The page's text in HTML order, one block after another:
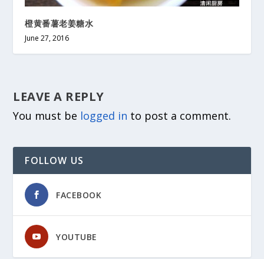
橙黄番薯老姜糖水
June 27, 2016
LEAVE A REPLY
You must be logged in to post a comment.
FOLLOW US
FACEBOOK
YOUTUBE